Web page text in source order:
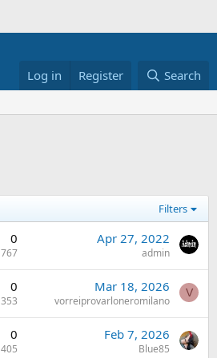
Log in Register Search
Filters
0
767
Apr 27, 2022
admin
0
353
Mar 18, 2026
vorreiprovarloneromilano
V
0
405
Feb 7, 2026
Blue85